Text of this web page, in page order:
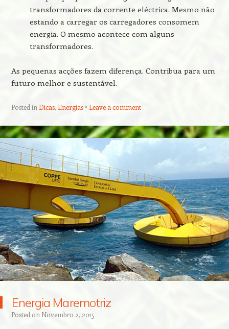
transformadores da corrente eléctrica. Mesmo não
estando a carregar os carregadores consomem
energia. O mesmo acontece com alguns
transformadores.
As pequenas acções fazem diferença. Contribua para um
futuro melhor e sustentável.
Posted in Dicas, Energias Leave a comment
Energia Maremotriz
Posted on Novembro 2, 2015